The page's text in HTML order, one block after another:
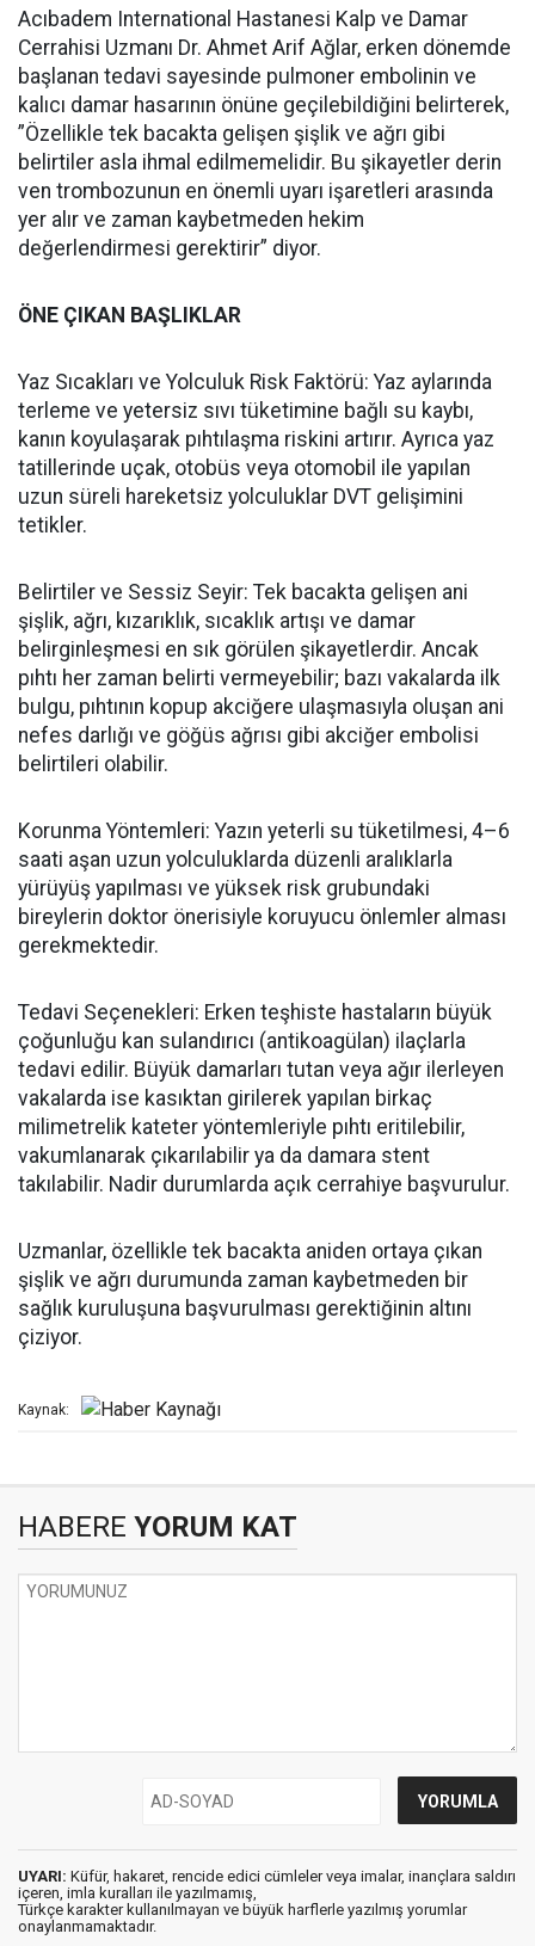
Acıbadem International Hastanesi Kalp ve Damar
Cerrahisi Uzmanı Dr. Ahmet Arif Ağlar, erken dönemde
başlanan tedavi sayesinde pulmoner embolinin ve
kalıcı damar hasarının önüne geçilebildiğini belirterek,
”Özellikle tek bacakta gelişen şişlik ve ağrı gibi
belirtiler asla ihmal edilmemelidir. Bu şikayetler derin
ven trombozunun en önemli uyarı işaretleri arasında
yer alır ve zaman kaybetmeden hekim
değerlendirmesi gerektirir” diyor.
ÖNE ÇIKAN BAŞLIKLAR
Yaz Sıcakları ve Yolculuk Risk Faktörü: Yaz aylarında
terleme ve yetersiz sıvı tüketimine bağlı su kaybı,
kanın koyulaşarak pıhtılaşma riskini artırır. Ayrıca yaz
tatillerinde uçak, otobüs veya otomobil ile yapılan
uzun süreli hareketsiz yolculuklar DVT gelişimini
tetikler.
Belirtiler ve Sessiz Seyir: Tek bacakta gelişen ani
şişlik, ağrı, kızarıklık, sıcaklık artışı ve damar
belirginleşmesi en sık görülen şikayetlerdir. Ancak
pıhtı her zaman belirti vermeyebilir; bazı vakalarda ilk
bulgu, pıhtının kopup akciğere ulaşmasıyla oluşan ani
nefes darlığı ve göğüs ağrısı gibi akciğer embolisi
belirtileri olabilir.
Korunma Yöntemleri: Yazın yeterli su tüketilmesi, 4–6
saati aşan uzun yolculuklarda düzenli aralıklarla
yürüyüş yapılması ve yüksek risk grubundaki
bireylerin doktor önerisiyle koruyucu önlemler alması
gerekmektedir.
Tedavi Seçenekleri: Erken teşhiste hastaların büyük
çoğunluğu kan sulandırıcı (antikoagülan) ilaçlarla
tedavi edilir. Büyük damarları tutan veya ağır ilerleyen
vakalarda ise kasıktan girilerek yapılan birkaç
milimetrelik kateter yöntemleriyle pıhtı eritilebilir,
vakumlanarak çıkarılabilir ya da damara stent
takılabilir. Nadir durumlarda açık cerrahiye başvurulur.
Uzmanlar, özellikle tek bacakta aniden ortaya çıkan
şişlik ve ağrı durumunda zaman kaybetmeden bir
sağlık kuruluşuna başvurulması gerektiğinin altını
çiziyor.
Kaynak:
HABERE YORUM KAT
UYARI: Küfür, hakaret, rencide edici cümleler veya imalar, inançlara saldırı
içeren, imla kuralları ile yazılmamış,
Türkçe karakter kullanılmayan ve büyük harflerle yazılmış yorumlar
onaylanmamaktadır.